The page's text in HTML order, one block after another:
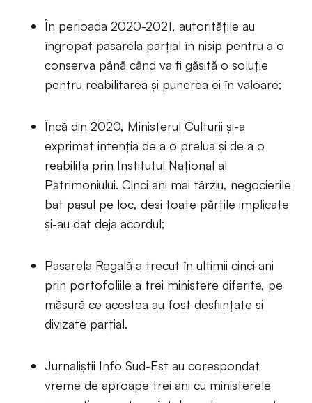
În perioada 2020-2021, autoritățile au
îngropat pasarela parțial în nisip pentru a o
conserva până când va fi găsită o soluție
pentru reabilitarea și punerea ei în valoare;
Încă din 2020, Ministerul Culturii și-a
exprimat intenția de a o prelua și de a o
reabilita prin Institutul Național al
Patrimoniului. Cinci ani mai târziu, negocierile
bat pasul pe loc, deși toate părțile implicate
și-au dat deja acordul;
Pasarela Regală a trecut în ultimii cinci ani
prin portofoliile a trei ministere diferite, pe
măsură ce acestea au fost desființate și
divizate parțial.
Jurnaliștii Info Sud-Est au corespondat
vreme de aproape trei ani cu ministerele